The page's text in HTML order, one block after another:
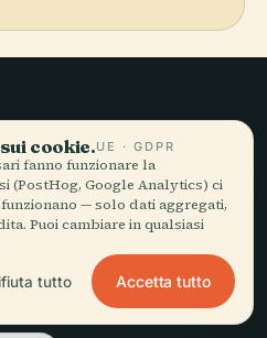
Iscriviti
cookie.UE · GDPR
fanno funzionare la
(PostHog, Google Analytics) ci
— solo dati aggregati,
Puoi cambiare in qualsiasi
tutto Accetta tutto